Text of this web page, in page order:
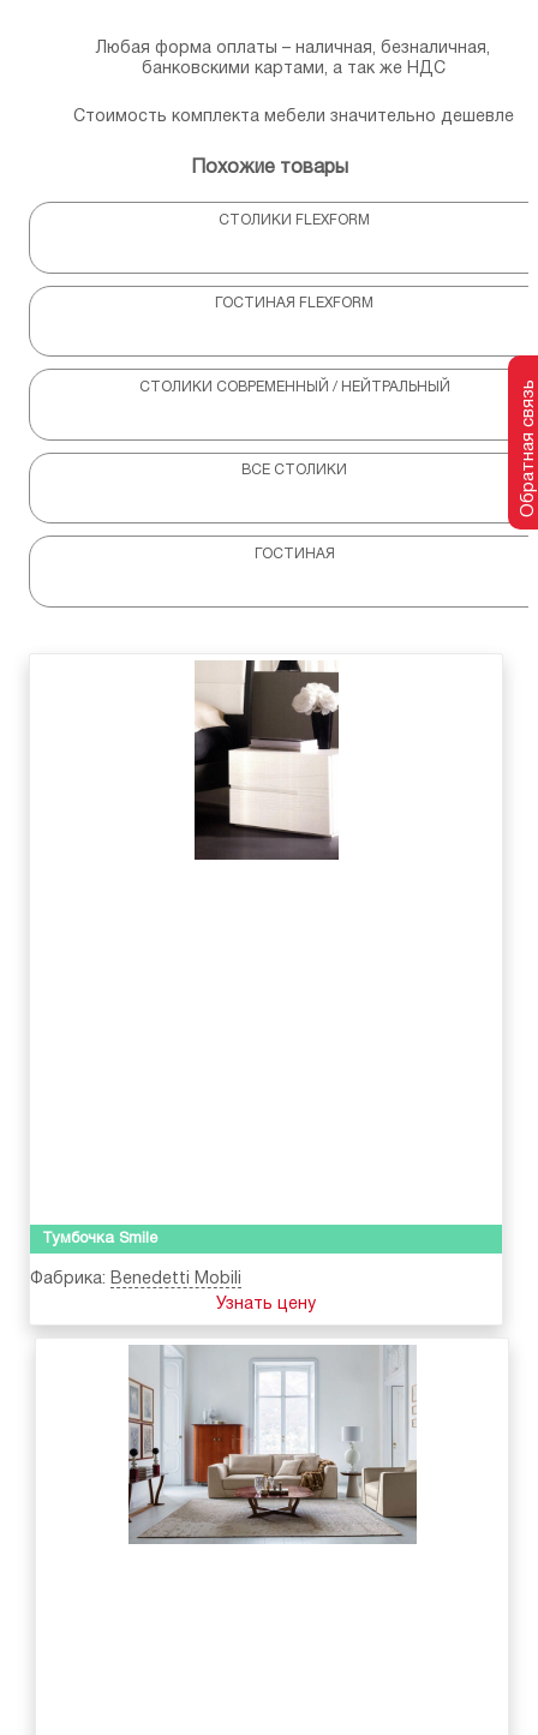
Любая форма оплаты – наличная, безналичная,
банковскими картами, а так же НДС
Стоимость комплекта мебели значительно дешевле
Похожие товары
СТОЛИКИ FLEXFORM
ГОСТИНАЯ FLEXFORM
СТОЛИКИ СОВРЕМЕННЫЙ / НЕЙТРАЛЬНЫЙ
ВСЕ СТОЛИКИ
ГОСТИНАЯ
Тумбочка Smile
Фабрика: Benedetti Mobili
Узнать цену
Обратная связь